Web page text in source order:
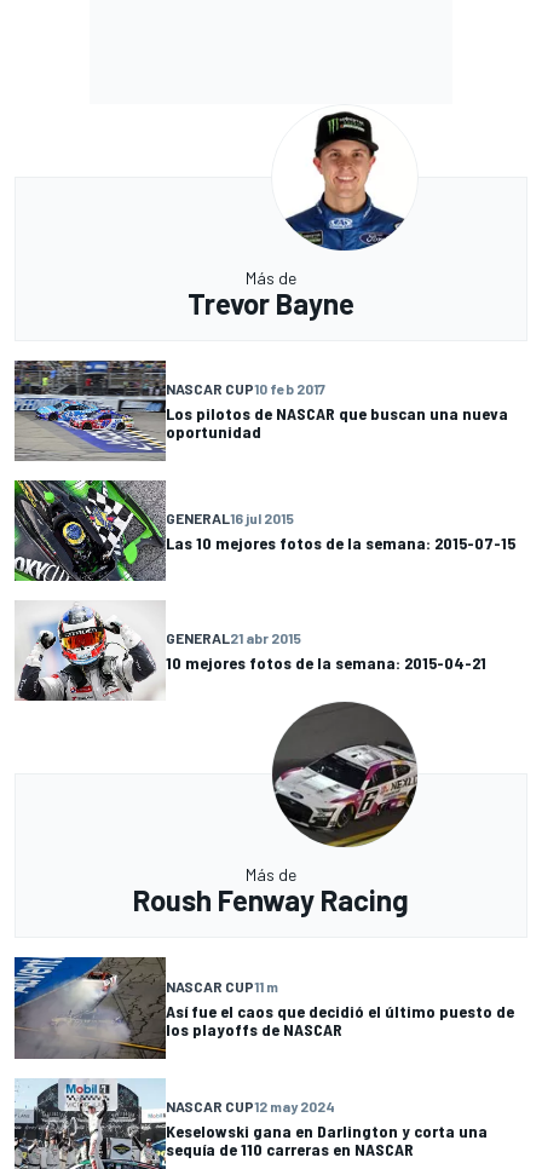
Más de
Trevor Bayne
NASCAR CUP10 feb 2017
Los pilotos de NASCAR que buscan una nueva
oportunidad
GENERAL16 jul 2015
Las 10 mejores fotos de la semana: 2015-07-15
GENERAL21 abr 2015
10 mejores fotos de la semana: 2015-04-21
Más de
Roush Fenway Racing
NASCAR CUP11 m
Así fue el caos que decidió el último puesto de
los playoffs de NASCAR
NASCAR CUP12 may 2024
Keselowski gana en Darlington y corta una
sequía de 110 carreras en NASCAR